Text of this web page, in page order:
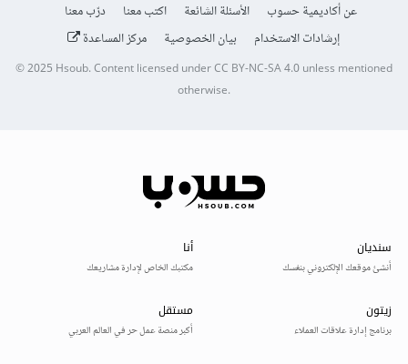
عن أكاديمية حسوب الأسئلة الشائعة اكتب معنا
درّب معنا
إرشادات الاستخدام
بيان الخصوصية مركز المساعدة
© 2025Hsoub.Content licensed underCC BY-NC-SA 4.0unless mentioned
otherwise.